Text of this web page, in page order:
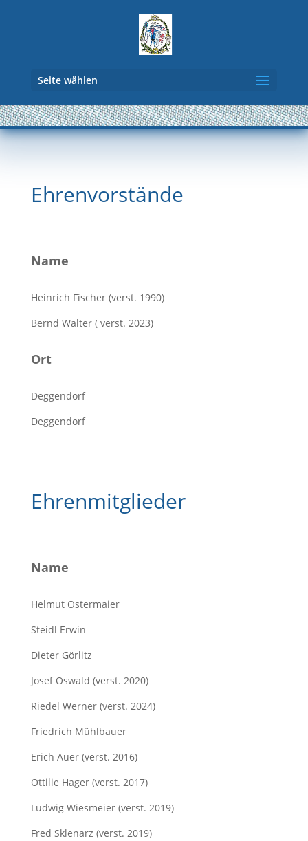
Seite wählen
Ehrenvorstände
Name
Heinrich Fischer (verst. 1990)
Bernd Walter ( verst. 2023)
Ort
Deggendorf
Deggendorf
Ehrenmitglieder
Name
Helmut Ostermaier
Steidl Erwin
Dieter Görlitz
Josef Oswald (verst. 2020)
Riedel Werner (verst. 2024)
Friedrich Mühlbauer
Erich Auer (verst. 2016)
Ottilie Hager (verst. 2017)
Ludwig Wiesmeier (verst. 2019)
Fred Sklenarz (verst. 2019)